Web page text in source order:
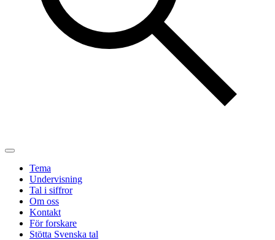
Tema
Undervisning
Tal i siffror
Om oss
Kontakt
För forskare
Stötta Svenska tal